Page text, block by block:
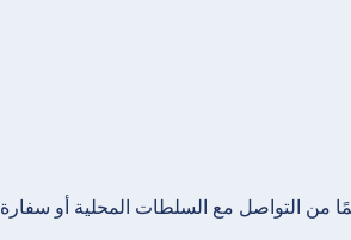
من التواصل مع السلطات المحلية أو سفارة